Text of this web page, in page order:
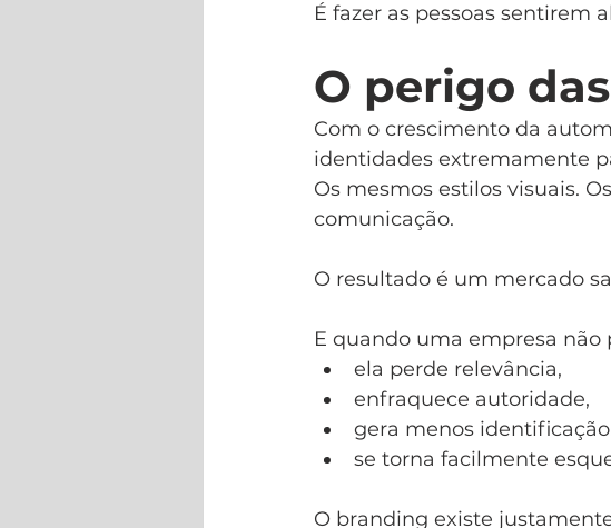
É fazer as pessoas sentirem
O perigo
Com o crescimento da
identidades extremamente
Os mesmos estilos visuais.
comunicação.
O resultado é um mercado
E quando uma empresa não
ela perde relevância,
enfraquece autoridade,
gera menos
se torna facilmente
O branding existe